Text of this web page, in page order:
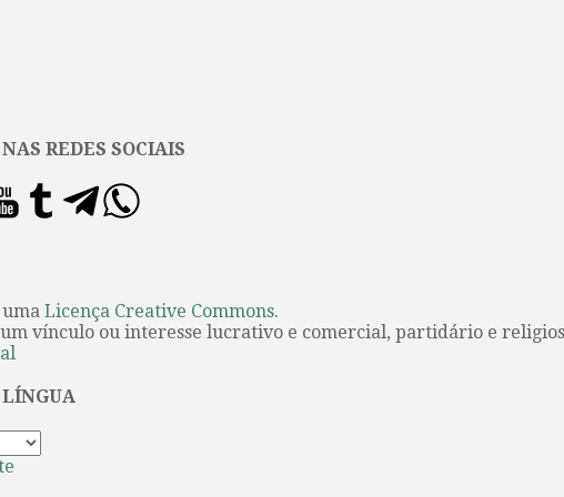
REDES SOCIAIS
Licença Creative Commons.
vínculo ou interesse lucrativo e comercial, partidário e
LÍNGUA